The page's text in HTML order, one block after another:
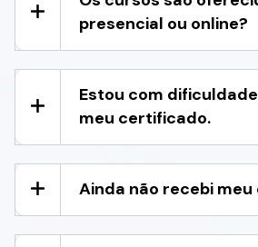
presencial ou online?
Estou com
meu certificado.
Ainda não recebi